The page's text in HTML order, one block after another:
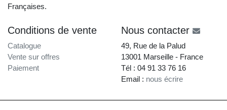
Françaises.
Conditions de vente
Catalogue
Vente sur offres
Paiement
Nous contacter
49, Rue de la Palud
13001 Marseille - France
Tél : 04 91 33 76 16
Email : nous écrire